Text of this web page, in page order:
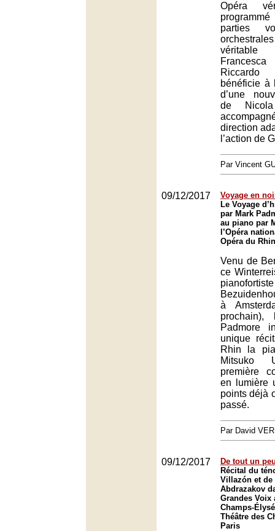
Opéra
parties
bénéficie à
d’une
de
direction
l’action de
Par Vincent
09/12/2017
Voyage en
Le Voyage
par Mark
au piano par
l’Opéra
Opéra du
Venu de
ce
à
Padmore
unique
Rhin la
Mitsuko
première
en lumière
points déjà
passé.
Par David
09/12/2017
De tout un
Récital du
Villazón et de
Abdrazakov
Grandes Voix
Champs-
Théâtre des
Paris